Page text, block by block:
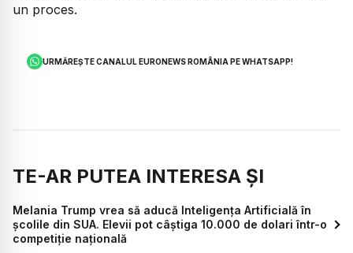
un proces.
URMĂREȘTE CANALUL EURONEWS ROMÂNIA PE WHATSAPP!
TE-AR PUTEA INTERESA ȘI
Melania Trump vrea să aducă Inteligența Artificială în
școlile din SUA. Elevii pot câștiga 10.000 de dolari într-o
competiție națională